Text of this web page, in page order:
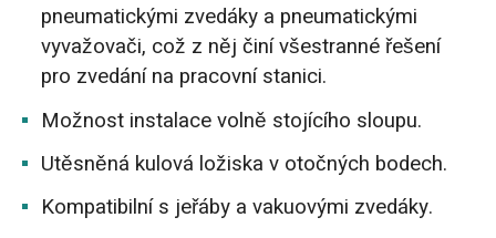
pneumatickými zvedáky a pneumatickými
vyvažovači, což z něj činí všestranné řešení
pro zvedání na pracovní stanici.
Možnost instalace volně stojícího sloupu.
Utěsněná kulová ložiska v otočných bodech.
Kompatibilní s jeřáby a vakuovými zvedáky.